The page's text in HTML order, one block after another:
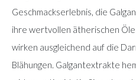
Geschmackserlebnis, die
ihre wertvollen ätherischen
wirken ausgleichend auf die
Blähungen. Galgantextrakte